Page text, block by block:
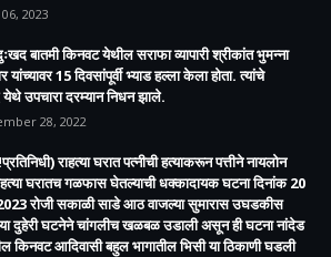
2023
बातमी किनवट येथील सराफा व्यापारी श्रीकांत भुमन्ना
यांच्यावर 15 दिवसांपूर्वी भ्याड हल्ला केला होता. त्यांचे
येथे उपचारा दरम्यान निधन झाले.
28, 2022
राहत्या घरात पत्नीची हत्याकरून पत्तीने नायलोन
घरातच गळफास घेतल्याची धक्कादायक घटना दिनांक 20
रोजी सकाळी साडे आठ वाजल्या सुमारास उघडकीस
दुहेरी घटनेने चांगलीच खळबळ उडाली असून ही घटना नांदेड
किनवट आदिवासी बहुल भागातील भिसी या ठिकाणी घडली